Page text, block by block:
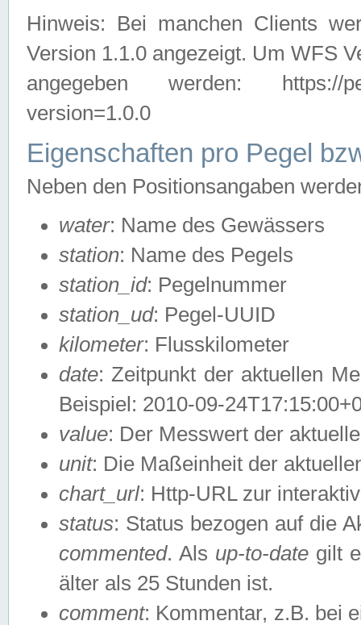
Hinweis: Bei manchen Clients
Version 1.1.0 angezeigt. Um WFS
angegeben werden: https://
version=1.0.0
Eigenschaften pro Pegel
Neben den Positionsangaben
water: Name des Gewässers
station: Name des Pegels
station_id: Pegelnummer
station_ud: Pegel-UUID
kilometer: Flusskilometer
date: Zeitpunkt der aktuellen
Beispiel: 2010-09-
value: Der Messwert der
unit: Die Maßeinheit der
chart_url: Http-URL zur
status: Status bezogen auf die
commented. Als up-to-date gilt
älter als 25 Stunden ist.
comment: Kommentar, z.B. bei